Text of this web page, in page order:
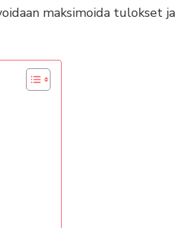
maksimoida tulokset ja